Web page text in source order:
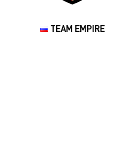
TEAM EMPIRE